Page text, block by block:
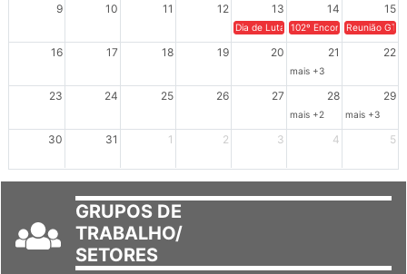
9 10 11 12 13 14 15
Dia de Luta em Defesa de Cuba e da
102º Encontro da
Reunião
16 17 18 19 20 21 22
mais +3
23 24 25 26 27 28 29
mais +2 mais +3
30 31 1 2 3 4 5
GRUPOS DE
TRABALHO/
SETORES